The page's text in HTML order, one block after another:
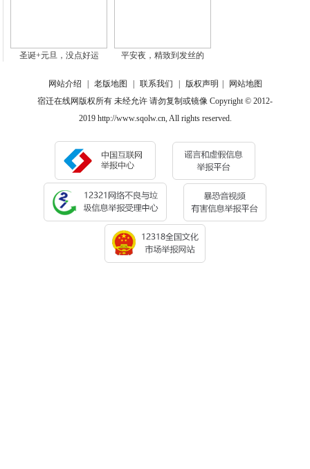
圣诞+元旦，没点好运 平安夜，精致到发丝的
网站介绍 老版地图 联系我们 版权声明
网站地图
宿迁在线网版权所有 未经允许 请勿复制或镜像 Copyright © 2012-
2019 http://www.sqolw.cn, All rights reserved.